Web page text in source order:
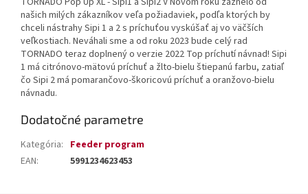
našich milých zákazníkov veľa požiadaviek, podľa ktorých by
chceli nástrahy Sipi 1 a 2 s príchuťou vyskúšať aj vo väčších
veľkostiach. Neváhali sme a od roku 2023 bude celý rad
TORNADO teraz doplnený o verzie 2022 Top príchutí návnad! Sipi
1 má citrónovo-mätovú príchuť a žlto-bielu štiepanú farbu, zatiaľ
čo Sipi 2 má pomarančovo-škoricovú príchuť a oranžovo-bielu
návnadu.
Dodatočné parametre
Kategória: Feeder program
EAN: 5991234623453